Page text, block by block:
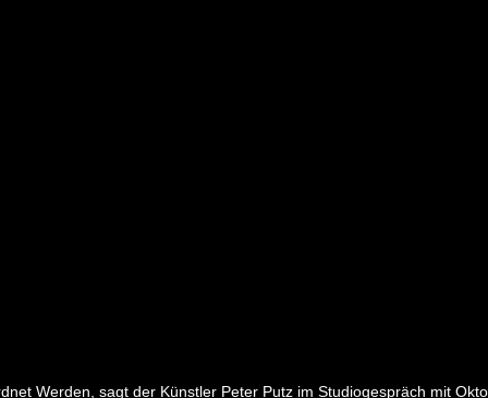
Werden, sagt der Künstler Peter Putz im Studiogespräch mit